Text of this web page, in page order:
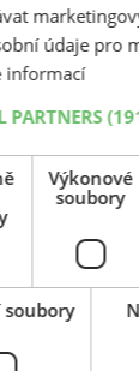
F1
FR
údaje pro
informací
PARTNERS
Výkonové
soubory